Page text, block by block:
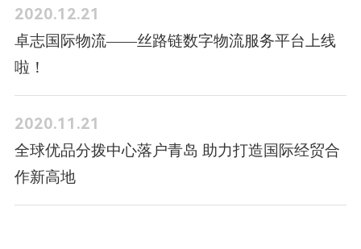
2020.12.21
卓志国际物流——丝路链数字物流服务平台上线
啦！
2020.11.21
全球优品分拨中心落户青岛 助力打造国际经贸合
作新高地